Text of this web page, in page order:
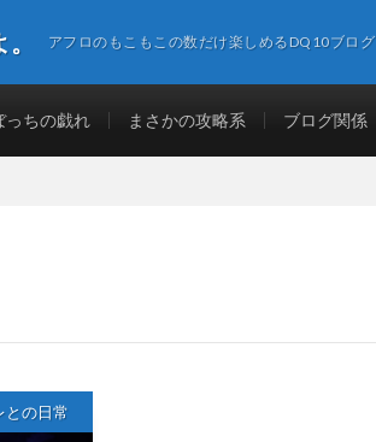
アフロのもこもこの数だけ楽しめるDQ10ブログ
っちの戯れ まさかの攻略系 ブログ関係
との日常